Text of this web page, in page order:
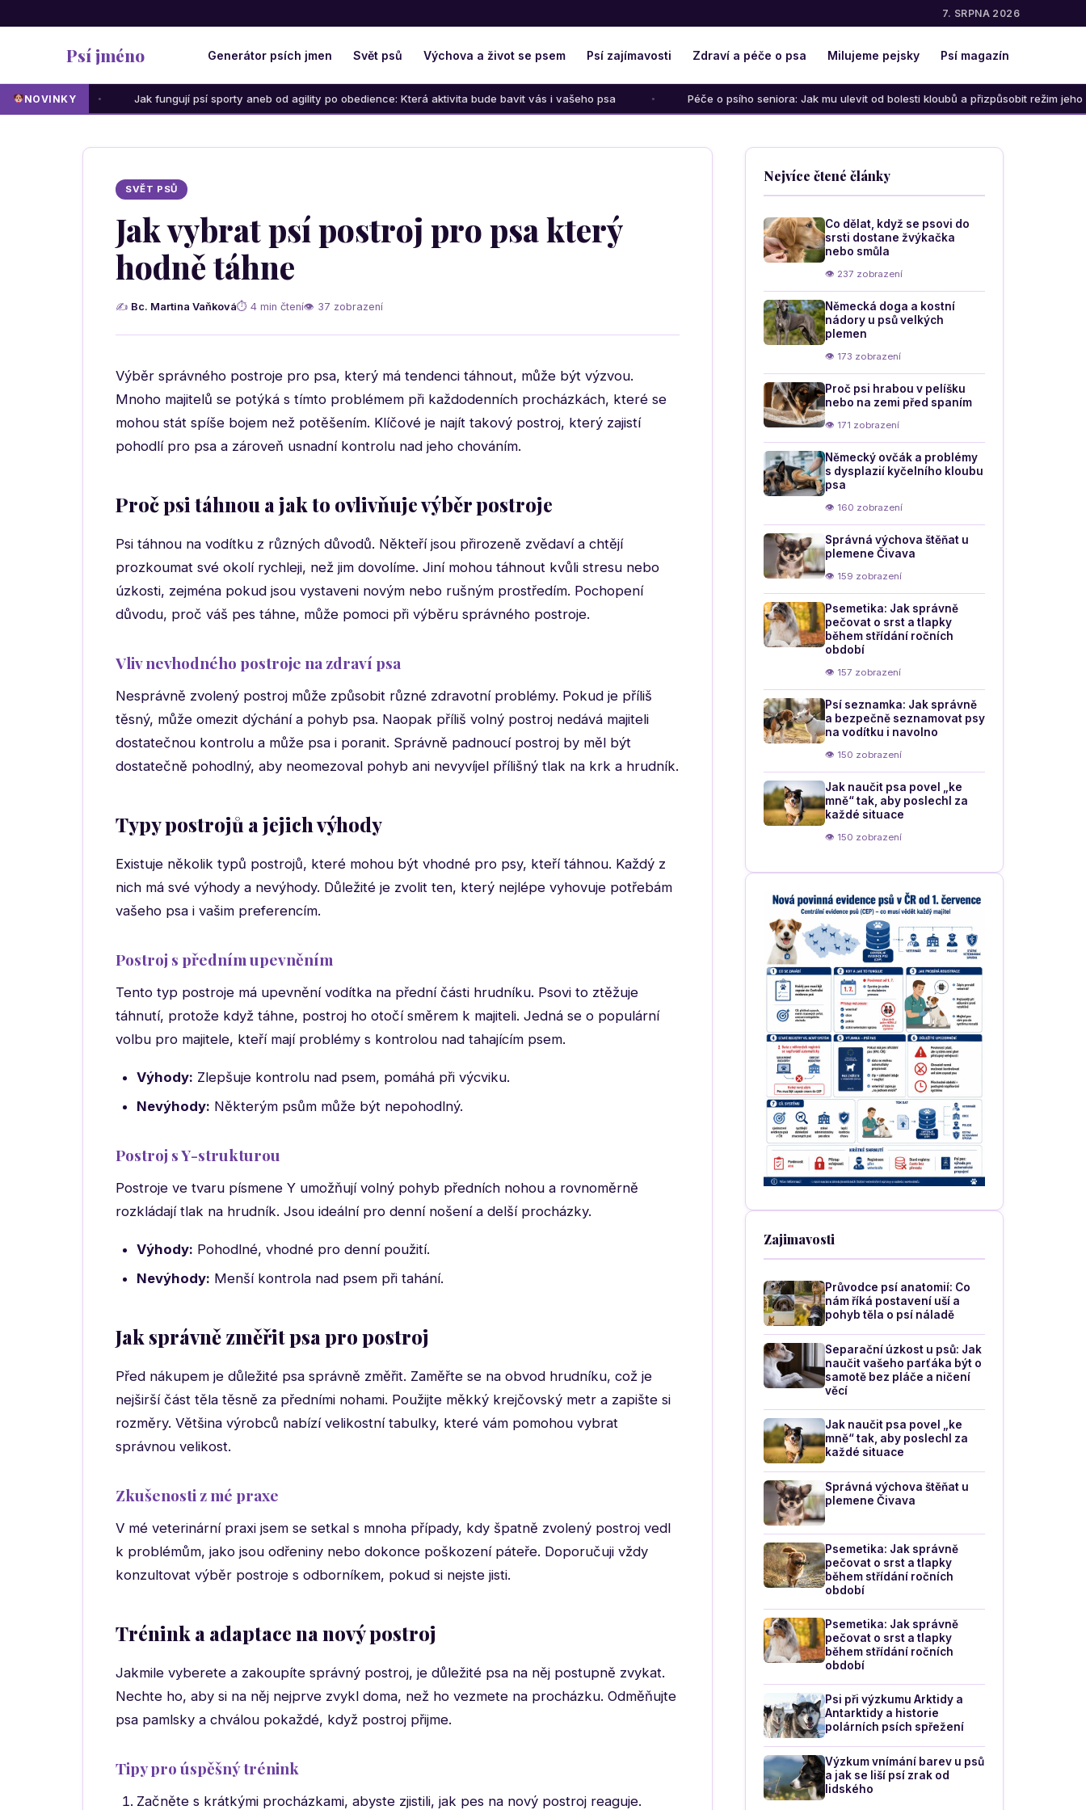
7. SRPNA 2026
Psí jméno Generátor psích jmen Svět psů Výchova a život se psem Psí zajímavosti Zdraví a péče o psa Milujeme pejsky Psí magazín
NOVINKYJak fungují psí sporty aneb od agility po obedience: Která aktivita bude bavit vás i vašeho psa Péče o psího seniora: Jak mu ulevit od bolesti kloubů a přizpůsobit režim jeho věku
SVĚT PSŮ
Jak vybrat psí postroj pro psa který
hodně táhne
✍ Bc. Martina Vaňková⏱ 4 min čtení👁 37 zobrazení
Výběr správného postroje pro psa, který má tendenci táhnout, může být výzvou.
Mnoho majitelů se potýká s tímto problémem při každodenních procházkách, které se
mohou stát spíše bojem než potěšením. Klíčové je najít takový postroj, který zajistí
pohodlí pro psa a zároveň usnadní kontrolu nad jeho chováním.
Proč psi táhnou a jak to ovlivňuje výběr postroje
Psi táhnou na vodítku z různých důvodů. Někteří jsou přirozeně zvědaví a chtějí
prozkoumat své okolí rychleji, než jim dovolíme. Jiní mohou táhnout kvůli stresu nebo
úzkosti, zejména pokud jsou vystaveni novým nebo rušným prostředím. Pochopení
důvodu, proč váš pes táhne, může pomoci při výběru správného postroje.
Vliv nevhodného postroje na zdraví psa
Nesprávně zvolený postroj může způsobit různé zdravotní problémy. Pokud je příliš
těsný, může omezit dýchání a pohyb psa. Naopak příliš volný postroj nedává majiteli
dostatečnou kontrolu a může psa i poranit. Správně padnoucí postroj by měl být
dostatečně pohodlný, aby neomezoval pohyb ani nevyvíjel přílišný tlak na krk a hrudník.
Typy postrojů a jejich výhody
Existuje několik typů postrojů, které mohou být vhodné pro psy, kteří táhnou. Každý z
nich má své výhody a nevýhody. Důležité je zvolit ten, který nejlépe vyhovuje potřebám
vašeho psa i vašim preferencím.
Postroj s předním upevněním
Tento typ postroje má upevnění vodítka na přední části hrudníku. Psovi to ztěžuje
táhnutí, protože když táhne, postroj ho otočí směrem k majiteli. Jedná se o populární
volbu pro majitele, kteří mají problémy s kontrolou nad tahajícím psem.
Výhody: Zlepšuje kontrolu nad psem, pomáhá při výcviku.
Nevýhody: Některým psům může být nepohodlný.
Postroj s Y-strukturou
Postroje ve tvaru písmene Y umožňují volný pohyb předních nohou a rovnoměrně
rozkládají tlak na hrudník. Jsou ideální pro denní nošení a delší procházky.
Výhody: Pohodlné, vhodné pro denní použití.
Nevýhody: Menší kontrola nad psem při tahání.
Jak správně změřit psa pro postroj
Před nákupem je důležité psa správně změřit. Zaměřte se na obvod hrudníku, což je
nejširší část těla těsně za předními nohami. Použijte měkký krejčovský metr a zapište si
rozměry. Většina výrobců nabízí velikostní tabulky, které vám pomohou vybrat
správnou velikost.
Zkušenosti z mé praxe
V mé veterinární praxi jsem se setkal s mnoha případy, kdy špatně zvolený postroj vedl
k problémům, jako jsou odřeniny nebo dokonce poškození páteře. Doporučuji vždy
konzultovat výběr postroje s odborníkem, pokud si nejste jisti.
Trénink a adaptace na nový postroj
Jakmile vyberete a zakoupíte správný postroj, je důležité psa na něj postupně zvykat.
Nechte ho, aby si na něj nejprve zvykl doma, než ho vezmete na procházku. Odměňujte
psa pamlsky a chválou pokaždé, když postroj přijme.
Tipy pro úspěšný trénink
Začněte s krátkými procházkami, abyste zjistili, jak pes na nový postroj reaguje.
Nejvíce čtené články
Co dělat, když se psovi do
srsti dostane žvýkačka
nebo smůla
👁 237 zobrazení
Německá doga a kostní
nádory u psů velkých
plemen
👁 173 zobrazení
Proč psi hrabou v pelíšku
nebo na zemi před spaním
👁 171 zobrazení
Německý ovčák a problémy
s dysplazií kyčelního kloubu
psa
👁 160 zobrazení
Správná výchova štěňat u
plemene Čivava
👁 159 zobrazení
Psemetika: Jak správně
pečovat o srst a tlapky
během střídání ročních
období
👁 157 zobrazení
Psí seznamka: Jak správně
a bezpečně seznamovat psy
na vodítku i navolno
👁 150 zobrazení
Jak naučit psa povel „ke
mně“ tak, aby poslechl za
každé situace
👁 150 zobrazení
Zajimavosti
Průvodce psí anatomií: Co
nám říká postavení uší a
pohyb těla o psí náladě
Separační úzkost u psů: Jak
naučit vašeho parťáka být o
samotě bez pláče a ničení
věcí
Jak naučit psa povel „ke
mně“ tak, aby poslechl za
každé situace
Správná výchova štěňat u
plemene Čivava
Psemetika: Jak správně
pečovat o srst a tlapky
během střídání ročních
období
Psemetika: Jak správně
pečovat o srst a tlapky
během střídání ročních
období
Psi při výzkumu Arktidy a
Antarktidy a historie
polárních psích spřežení
Výzkum vnímání barev u psů
a jak se liší psí zrak od
lidského